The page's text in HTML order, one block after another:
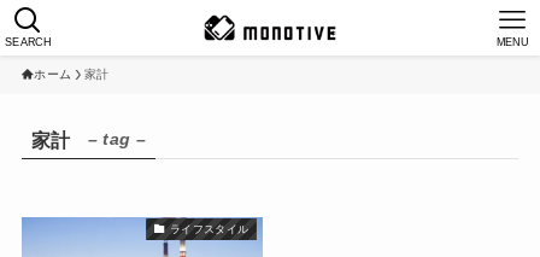
SEARCH MENU
ホーム 家計
家計 – tag –
ライフスタイル